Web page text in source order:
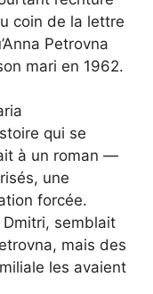
coin de la lettre
Petrovna
mari en 1962.
qui se
à un roman —
une
forcée.
Dmitri, semblait
mais des
les avaient